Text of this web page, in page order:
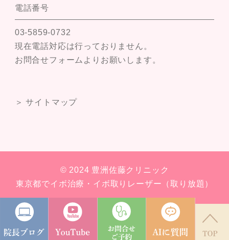
電話番号
03-5859-0732
現在電話対応は行っておりません。
お問合せフォームよりお願いします。
＞ サイトマップ
© 2024 豊洲佐藤クリニック
東京都でイボ治療・イボ取りレーザー（取り放題）